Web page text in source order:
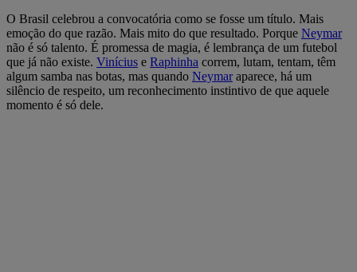
O Brasil celebrou a convocatória como se fosse um título. Mais
emoção do que razão. Mais mito do que resultado. Porque Neymar
não é só talento. É promessa de magia, é lembrança de um futebol
que já não existe. Vinícius e Raphinha correm, lutam, tentam, têm
algum samba nas botas, mas quando Neymaraparece, há um
silêncio de respeito, um reconhecimento instintivo de que aquele
momento é só dele.